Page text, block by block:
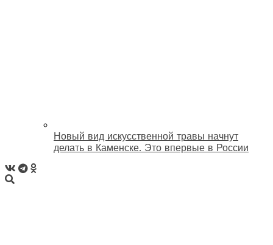
Новый вид искусственной травы начнут
делать в Каменске. Это впервые в России